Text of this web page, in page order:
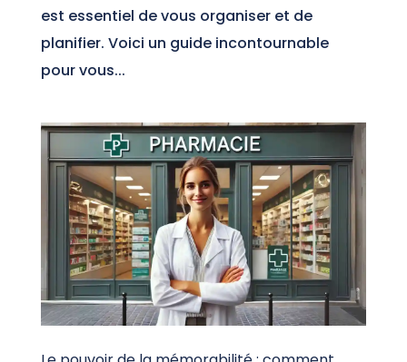
est essentiel de vous organiser et de
planifier. Voici un guide incontournable
pour vous...